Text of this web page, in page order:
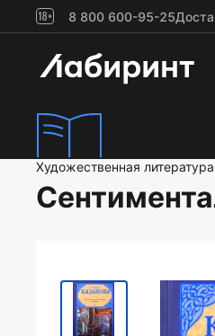
8 800 600-95-25
Художественная литература